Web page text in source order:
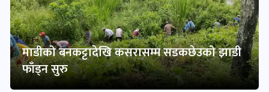
माडीको बनकट्टादेखि कसरासम्म सडकछेउको झाडी
फाँड्न सुरु